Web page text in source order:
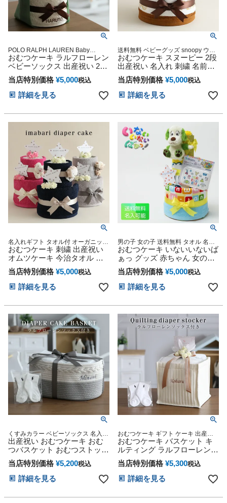
POLO RALPH LAUREN Baby
shower sassy 贈り物 誕生日 出産記
念 人気 オンライン オムツケーキ カ
ラフル インスタ くすみカラー 今治
タオル オーガニック
おむつケーキ ラルフローレン
ベビーソックス 出産祝い 2段
名入れ 男の子 女の子 POLO
RALPH LAUREN 七夕 くすみ
カラー 今治タオル オーガニ
ック ダイパーケーキ オシャ
五三 初節句 子供の日 ギフト
セット 端午の節句 ひな祭り
当店特別価格 ¥5,000税込
詳細を見る
送料無料 ベビーグッズ snoopy ウォ
ッシュタオル プレゼント
おむつケーキ スヌーピー 2段
出産祝い 名入れ 刺繍 名前入
り 送料無料
当店特別価格 ¥5,000税込
詳細を見る
名入れギフト タオル付 オーガニック
妊娠祝い 御出産祝い 出産記念 名入
れ刺繍 手作り タオル ハンカチ オー
ダーメイド ベビーグッズ プレゼント
おむつケーキ 刺繍 出産祝い
オムツケーキ 今治タオル 可
愛い 男の子 女の子 男女兼用
妊婦ママ オーガニックタオル
ダイパーケーキ ギフトセット
シンプル ぬいぐるみ 人形 赤
ー クリスマス ハロウィン バ
レンタイン 初節句 子供の日
ギフトセット 人気
当店特別価格 ¥5,000税込
詳細を見る
男の子 女の子 送料無料 タオル 名入
れ 名前入り 刺繍 ベビーシャワー
おむつケーキ いないいないば
ぁっ グッズ 赤ちゃん 女の子
男の子 出産祝い 思い出 赤ち
ゃん 子供 出産 マタニティ マ
タニティフォト パパ ママ ベ
イビー お父さん お母さん ク
日 ギフトセット 人気 端午の
節句 ひな祭り
当店特別価格 ¥5,000税込
詳細を見る
くすみカラー ベビーソックス 名入れ
刺繍 御出産祝い 誕生日祝い
出産祝い おむつケーキ おむ
つバスケット おむつストッカ
ー ボックス ラルフローレン
ギフトセット 赤ちゃん 男の
子 女の子 POLO RALPH
LAUREN 思い出 赤ちゃん 子
当店特別価格 ¥5,200税込
詳細を見る
おむつケーキ ギフト ケーキ 出産
Baby shower 贈り物 誕生日 出産記念
人気 可愛い 豪華 オンライン オムツ
ケーキ カラフル インスタ ベビーギ
フト
おむつケーキ バスケット キ
ルティング ラルフローレン
出産祝い 1位 男の子 女の子
ベビー ソックス POLO
RALPH LAUREN 名入れ 刺繍
名前入り ギフトセット おむ
当店特別価格 ¥5,300税込
詳細を見る